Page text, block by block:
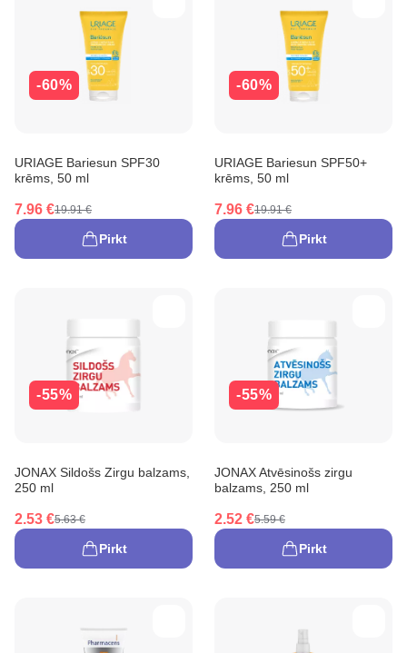
-60%
URIAGE Bariesun SPF30
krēms, 50 ml
7.96 €19.91 €
Pirkt
-60%
URIAGE Bariesun SPF50+
krēms, 50 ml
7.96 €19.91 €
Pirkt
-55%
JONAX Sildošs Zirgu balzams,
250 ml
2.53 €5.63 €
Pirkt
-55%
JONAX Atvēsinošs zirgu
balzams, 250 ml
2.52 €5.59 €
Pirkt